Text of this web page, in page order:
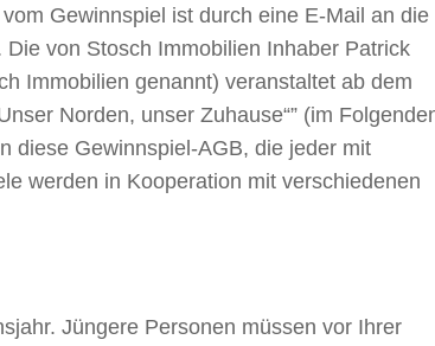
Gewinnspiel ist durch eine E-Mail an die
von Stosch Immobilien Inhaber Patrick
Immobilien genannt) veranstaltet ab dem
Norden, unser Zuhause“” (im
diese Gewinnspiel-AGB, die jeder mit
werden in Kooperation mit verschiedenen
Jüngere Personen müssen vor Ihrer